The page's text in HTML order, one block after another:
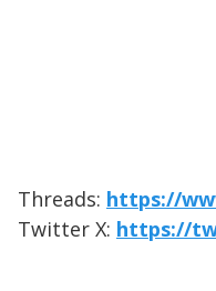
Threads: https://
Twitter X: https://